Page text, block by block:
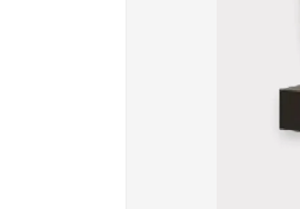
Гранитные